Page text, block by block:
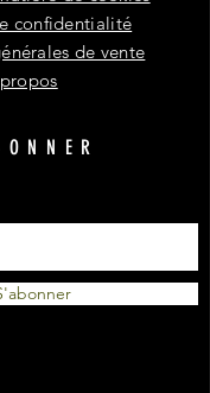
confidentialité
de vente